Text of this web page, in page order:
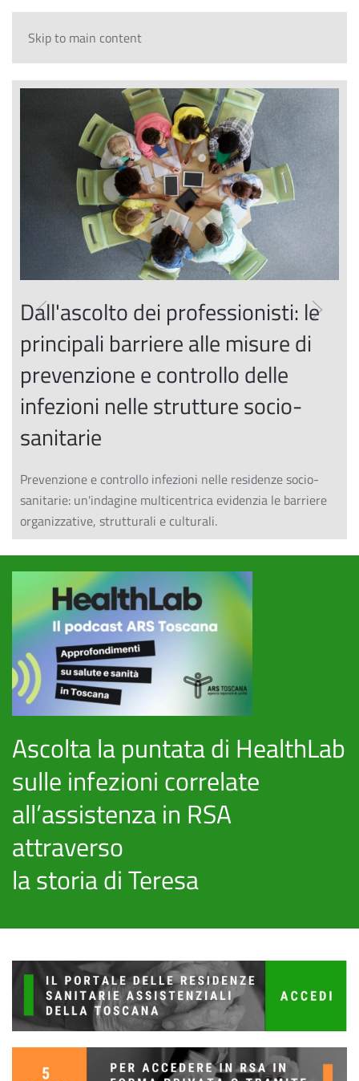
Skip to main content
Dall'ascolto dei professionisti: le
principali barriere alle misure di
prevenzione e controllo delle
infezioni nelle strutture socio-
sanitarie
Prevenzione e controllo infezioni nelle residenze socio-
sanitarie: un'indagine multicentrica evidenzia le barriere
organizzative, strutturali e culturali.
Ascolta la puntata di HealthLab
sulle infezioni correlate
all’assistenza in RSA
attraverso
la storia di Teresa